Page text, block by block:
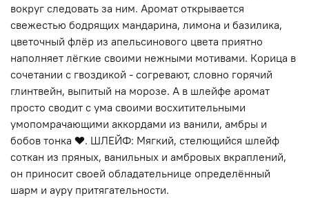
вокруг следовать за ним. Аромат открывается
свежестью бодрящих мандарина, лимона и базилика,
цветочный флёр из апельсинового цвета приятно
наполняет лёгкие своими нежными мотивами. Корица в
сочетании с гвоздикой - согревают, словно горячий
глинтвейн, выпитый на морозе. А в шлейфе аромат
просто сводит с ума своими восхитительными
умопомрачающими аккордами из ванили, амбры и
бобов тонка ❤️‍. ШЛЕЙФ: Мягкий, стелющийся шлейф
соткан из пряных, ванильных и амбровых вкраплений,
он приносит своей обладательнице определённый
шарм и ауру притягательности.